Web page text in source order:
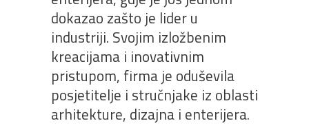
dokazao zašto je lider u
industriji. Svojim izložbenim
kreacijama i inovativnim
pristupom, firma je oduševila
posjetitelje i stručnjake iz oblasti
arhitekture, dizajna i enterijera.